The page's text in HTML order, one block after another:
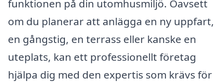
funktionen på din utomhusmiljö. Oavsett
om du planerar att anlägga en ny uppfart,
en gångstig, en terrass eller kanske en
uteplats, kan ett professionellt företag
hjälpa dig med den expertis som krävs för